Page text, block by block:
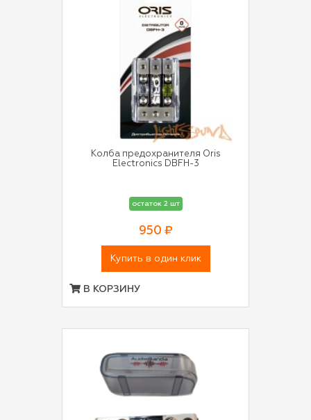
Колба предохранителя Oris
Electronics DBFH-3
остаток 2 шт
950 ₽
Купить в один клик
В КОРЗИНУ